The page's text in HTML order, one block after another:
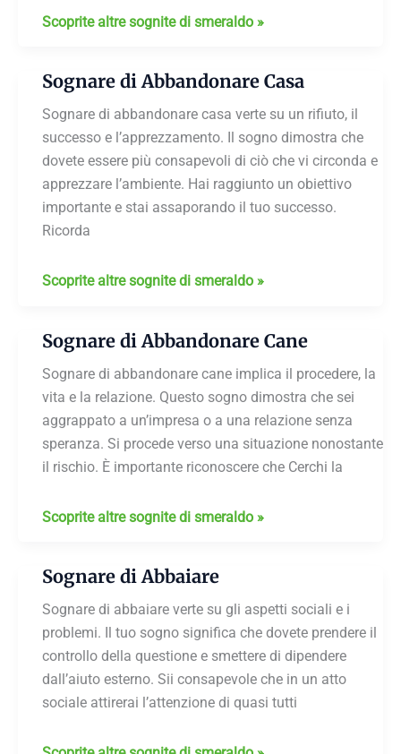
Sognare
Gatto
Scoprite altre sognite di smeraldo »
Sognare di Abbandonare Casa
Sognare di abbandonare casa verte su un rifiuto, il
successo e l’apprezzamento. Il sogno dimostra che
dovete essere più consapevoli di ciò che vi circonda e
apprezzare l’ambiente. Hai raggiunto un obiettivo
importante e stai assaporando il tuo successo.
Ricorda
Sognare
Casa
Scoprite altre sognite di smeraldo »
Sognare di Abbandonare Cane
Sognare di abbandonare cane implica il procedere, la
vita e la relazione. Questo sogno dimostra che sei
aggrappato a un’impresa o a una relazione senza
speranza. Si procede verso una situazione nonostante
il rischio. È importante riconoscere che Cerchi la
Sognare
Cane
Scoprite altre sognite di smeraldo »
Sognare di Abbaiare
Sognare di abbaiare verte su gli aspetti sociali e i
problemi. Il tuo sogno significa che dovete prendere il
controllo della questione e smettere di dipendere
dall’aiuto esterno. Sii consapevole che in un atto
sociale attirerai l’attenzione di quasi tutti